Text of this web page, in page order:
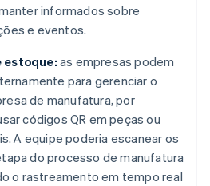
informados sobre
e eventos.
estoque: as empresas podem
para gerenciar o
de manufatura, por
códigos QR em peças ou
A equipe poderia escanear os
do processo de manufatura
o rastreamento em tempo real